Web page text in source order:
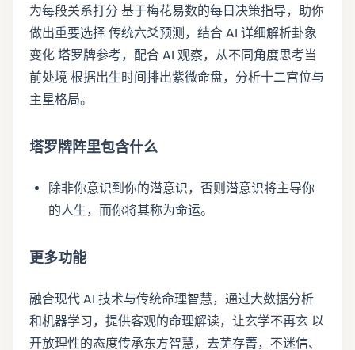
为每段关系打分 基于梅花易数的每日决策指导，助你
做出重要选择 传统六爻预测，结合 AI 详细解析卦象
变化 塔罗牌参考，配合 AI 观察，从不同角度思考当
前处境 根据出生时间排出紫微命盘，分析十二宫位与
主星格局。
塔罗牌阵里包含什么
除非你意识到你的潜意识，否则潜意识将主导你
的人生，而你将其称为命运。
更多功能
融合现代 AI 技术与传统命理智慧，通过大数据分析
和机器学习，提供客观的命理解读，让玄学不再玄 以
开放理性的态度传承东方智慧，去芜存菁，不迷信、